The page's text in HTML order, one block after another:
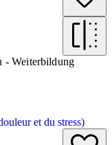
- Weiterbildung
et du stress)